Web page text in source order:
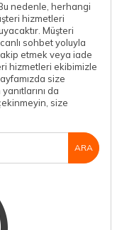
nedenle, herhangi
hizmetleri
Müşteri
sohbet yoluyla
etmek veya iade
hizmetleri ekibimizle
size
da
size
ARA